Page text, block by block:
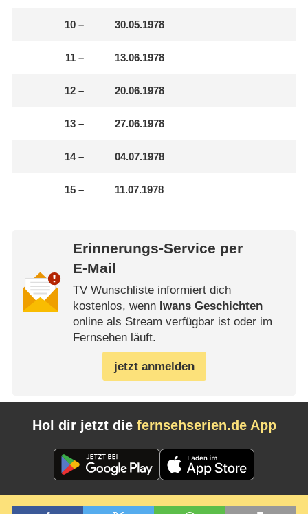
10 – 30.05.1978
11 – 13.06.1978
12 – 20.06.1978
13 – 27.06.1978
14 – 04.07.1978
15 – 11.07.1978
Erinnerungs-Service per
E-Mail
TV Wunschliste informiert dich
kostenlos, wenn Iwans Geschichten
online als Stream verfügbar ist oder im
Fernsehen läuft.
jetzt anmelden
Hol dir jetzt die fernsehserien.de App